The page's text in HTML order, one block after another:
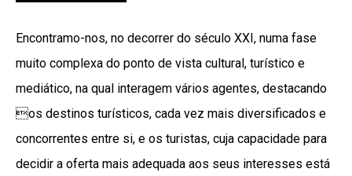
Encontramo-nos, no decorrer do século XXI, numa fase
muito complexa do ponto de vista cultural, turístico e
mediático, na qual interagem vários agentes, destacando
os destinos turísticos, cada vez mais diversificados e
concorrentes entre si, e os turistas, cuja capacidade para
decidir a oferta mais adequada aos seus interesses está